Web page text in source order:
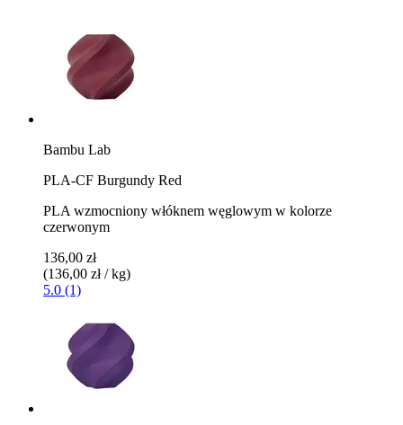
Bambu Lab
PLA-CF Burgundy Red
PLA wzmocniony włóknem węglowym w kolorze
czerwonym
136,00 zł
(136,00 zł / kg)
5.0 (1)